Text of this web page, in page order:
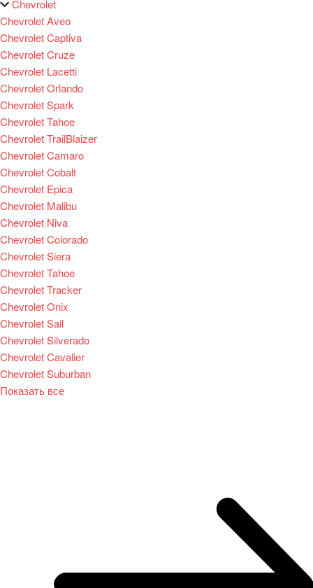
Chevrolet
Chevrolet Aveo
Chevrolet Captiva
Chevrolet Cruze
Chevrolet Lacetti
Chevrolet Orlando
Chevrolet Spark
Chevrolet Tahoe
Chevrolet TrailBlaizer
Chevrolet Camaro
Chevrolet Cobalt
Chevrolet Epica
Chevrolet Malibu
Chevrolet Niva
Chevrolet Colorado
Chevrolet Siera
Chevrolet Tahoe
Chevrolet Tracker
Chevrolet Onix
Chevrolet Sail
Chevrolet Silverado
Chevrolet Cavalier
Chevrolet Suburban
Показать все